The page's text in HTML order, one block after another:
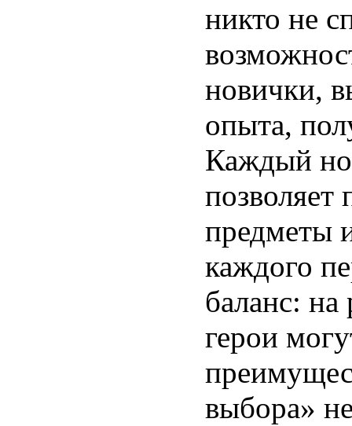
никто не
новички,
опыта,
Каждый
предметы
каждого
баланс:
герои
выбора»